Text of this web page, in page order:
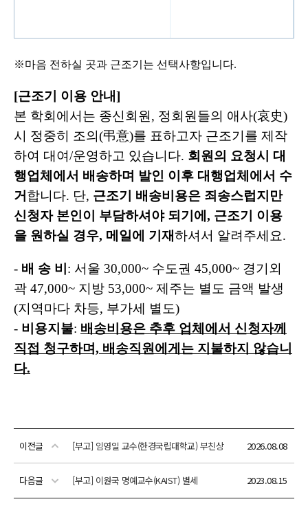
이전글 [부고] 임영일 교수(한경국립대학교) 부친상 2026.08.08
다음글 [부고] 이원국 명예교수(KAIST) 별세 2023.08.15